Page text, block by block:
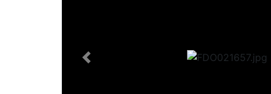
Previous